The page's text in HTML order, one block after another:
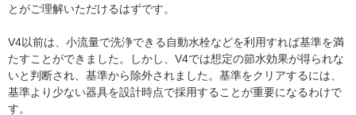
とがご理解いただけるはずです。
V4以前は、小流量で洗浄できる自動水栓などを利用すれば基準を満
たすことができました。しかし、V4では想定の節水効果が得られな
いと判断され、基準から除外されました。基準をクリアするには、
基準より少ない器具を設計時点で採用することが重要になるわけで
す。